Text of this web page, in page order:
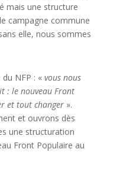
mais une structure
campagne commune
elle, nous sommes
NFP : « vous nous
: le nouveau Front
et tout changer».
et ouvrons dès
une structuration
Front Populaire au